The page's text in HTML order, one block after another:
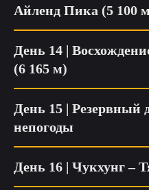
Айленд Пика (5 100
День 14 |
(6 165 м)
День 15 | Резервный
непогоды
День 16 | Чукхунг –